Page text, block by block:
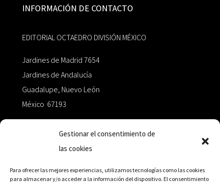
Gestionar el consentimiento de
las cookies
Para ofrecer las mejores experiencias, utilizamos tecnologías como las cookies
para almacenar y/o acceder a la información del dispositivo. El consentimiento
INFORMACIÓN DE CONTACTO
EDITORIAL OCTAEDRO DIVISIÓN MÉXICO
Jardines de Madrid 7654
Jardines de Andalucía
Guadalupe, Nuevo León
México 67193
+52 811.499.5638